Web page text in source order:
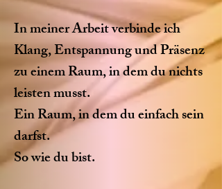
In meiner Arbeit verbinde ich
Klang, Entspannung und Präsenz
zu einem Raum, in dem du nichts
leisten musst.
Ein Raum, in dem du einfach sein
darfst.
So wie du bist.